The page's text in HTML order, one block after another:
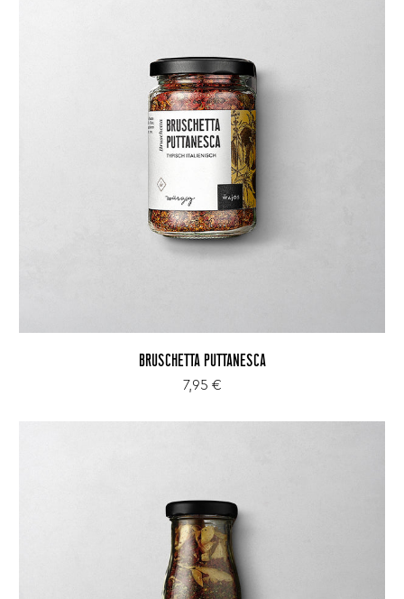
BRUSCHETTA PUTTANESCA
7,95 €